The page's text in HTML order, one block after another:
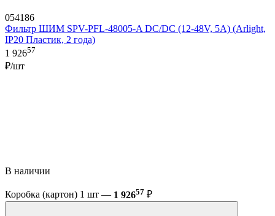
054186
Фильтр ШИМ SPV-PFL-48005-A DC/DC (12-48V, 5A) (Arlight,
IP20 Пластик, 2 года)
1 92657
₽/шт
В наличии
Коробка (картон) 1 шт — 1 92657 ₽